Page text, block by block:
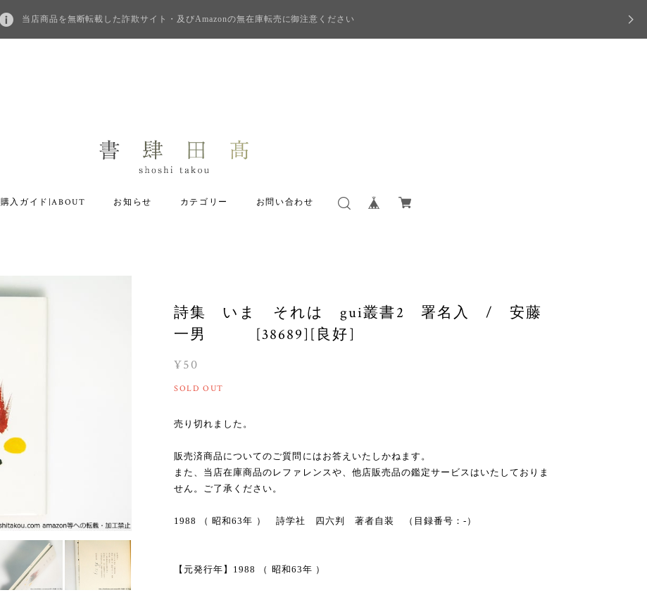
当店商品を無断転載した詐欺サイト・及びAmazonの無在庫転売に御注意ください
購入ガイド|ABOUT お知らせ カテゴリー お問い合わせ
詩集 いま それは gui叢書2 署名入 / 安藤
一男 [38689][良好]
¥50
SOLD OUT
売り切れました。
販売済商品についてのご質問にはお答えいたしかねます。
また、当店在庫商品のレファレンスや、他店販売品の鑑定サービスはいたしておりま
せん。ご了承ください。
1988 （ 昭和63年 ） 詩学社 四六判 著者自装 （目録番号：-）
【元発行年】1988 （ 昭和63年 ）